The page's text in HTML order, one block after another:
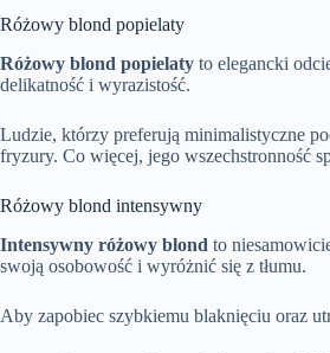
Różowy blond popielaty
Różowy blond popielaty to elegancki
delikatność i wyrazistość.
Ludzie, którzy preferują minimalistyczne
fryzury. Co więcej, jego wszechstronność
Różowy blond intensywny
Intensywny różowy blond to
swoją osobowość i wyróżnić się z tłumu.
Aby zapobiec szybkiemu blaknięciu oraz